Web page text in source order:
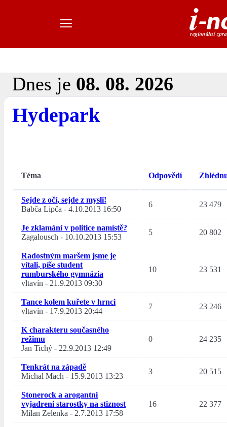
Dnes je 08. 08. 2026
Hydepark
Téma Odpovědí
Sejde z očí, sejde z mysli!
Babča Lipča - 4.10.2013 16:50
6 23 479
Je zklamání v politice namístě?
Zagalousch - 10.10.2013 15:53
5 20 802
Radostným maršem jsme je
vítali, píše student
rumburského gymnázia
vltavín - 21.9.2013 09:30
10 23 531
Tance kolem kuřete v hrnci
vltavín - 17.9.2013 20:44
7 23 246
K charakteru současného
režimu
Jan Tichý - 22.9.2013 12:49
0 24 235
Tenkrát na západě
Michal Mach - 15.9.2013 13:23
3 20 515
Stonerock a arogantni
vyjadreni starostky na stiznost
Milan Zelenka - 2.7.2013 17:58
16 22 377